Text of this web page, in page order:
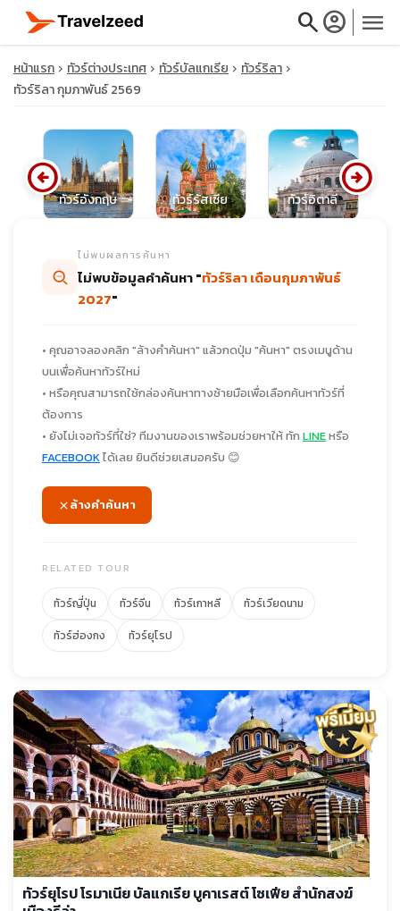
searchaccount_circle menu
close
travel_explore
หน้าแรก ทัวร์ต่างประเทศ ทัวร์บัลแกเรีย
ทัวร์ริลา
ทัวร์ริลา กุมภาพันธ์ 2569
ทัวร์อังกฤษ ทัวร์รัสเซีย ทัวร์อิตาลี
arrow_circle_left arrow_circle_right
ไม่พบผลการค้นหา
ไม่พบข้อมูลคำค้นหา "ทัวร์ริลา เดือนกุมภาพันธ์
2027"
• คุณอาจลองคลิก "ล้างคำค้นหา" แล้วกดปุ่ม "ค้นหา" ตรงเมนูด้าน
บนเพื่อค้นหาทัวร์ใหม่
• หรือคุณสามารถใช้กล่องค้นหาทางซ้ายมือเพื่อเลือกค้นหาทัวร์ที่
ต้องการ
• ยังไม่เจอทัวร์ที่ใช่? ทีมงานของเราพร้อมช่วยหาให้ ทัก LINEหรือ
FACEBOOKได้เลย ยินดีช่วยเสมอครับ 😊
ล้างคำค้นหา
RELATED TOUR
ทัวร์ญี่ปุ่น ทัวร์จีน ทัวร์เกาหลี
ทัวร์เวียดนาม
ทัวร์ฮ่องกง
ทัวร์ยุโรป
ทัวร์ยุโรป โรมาเนีย บัลแกเรีย บูคาเรสต์ โซเฟีย สำนักสงฆ์